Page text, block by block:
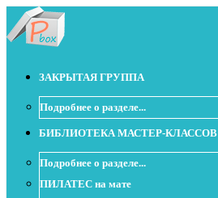
ЗАКРЫТАЯ ГРУППА
Подробнее о разделе...
БИБЛИОТЕКА МАСТЕР-КЛАССОВ
Подробнее о разделе...
ПИЛАТЕС на мате